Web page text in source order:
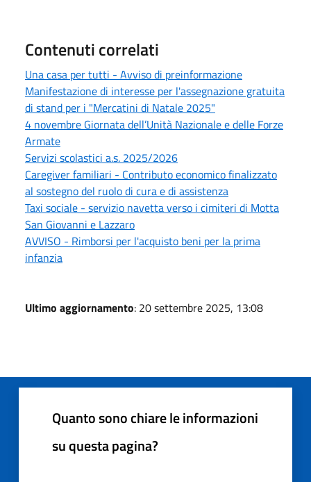
Contenuti correlati
Una casa per tutti - Avviso di preinformazione
Manifestazione di interesse per l'assegnazione gratuita
di stand per i "Mercatini di Natale 2025"
4 novembre Giornata dell’Unità Nazionale e delle Forze
Armate
Servizi scolastici a.s. 2025/2026
Caregiver familiari - Contributo economico finalizzato
al sostegno del ruolo di cura e di assistenza
Taxi sociale - servizio navetta verso i cimiteri di Motta
San Giovanni e Lazzaro
AVVISO - Rimborsi per l'acquisto beni per la prima
infanzia
Ultimo aggiornamento: 20 settembre 2025, 13:08
Quanto sono chiare le informazioni
su questa pagina?